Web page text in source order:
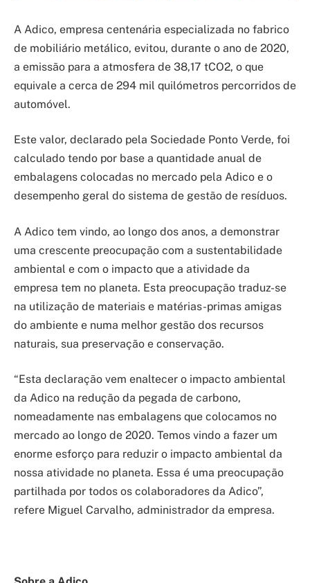
A Adico, empresa centenária especializada no fabrico
de mobiliário metálico, evitou, durante o ano de 2020,
a emissão para a atmosfera de 38,17 tCO2, o que
equivale a cerca de 294 mil quilómetros percorridos de
automóvel.
Este valor, declarado pela Sociedade Ponto Verde, foi
calculado tendo por base a quantidade anual de
embalagens colocadas no mercado pela Adico e o
desempenho geral do sistema de gestão de resíduos.
A Adico tem vindo, ao longo dos anos, a demonstrar
uma crescente preocupação com a sustentabilidade
ambiental e com o impacto que a atividade da
empresa tem no planeta. Esta preocupação traduz-se
na utilização de materiais e matérias-primas amigas
do ambiente e numa melhor gestão dos recursos
naturais, sua preservação e conservação.
“Esta declaração vem enaltecer o impacto ambiental
da Adico na redução da pegada de carbono,
nomeadamente nas embalagens que colocamos no
mercado ao longo de 2020. Temos vindo a fazer um
enorme esforço para reduzir o impacto ambiental da
nossa atividade no planeta. Essa é uma preocupação
partilhada por todos os colaboradores da Adico”,
refere Miguel Carvalho, administrador da empresa.